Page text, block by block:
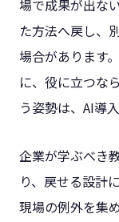
場で成果が出な
た方法へ戻し、
場合があります
に、役に立つな
う姿勢は、AI導
企業が学ぶべき
り、戻せる設計
現場の例外を集